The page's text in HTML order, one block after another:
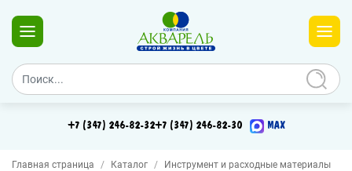
+7 (347) 246-82-32+7 (347) 246-82-30 MAX
Главная страница Каталог
Инструмент и расходные материалы